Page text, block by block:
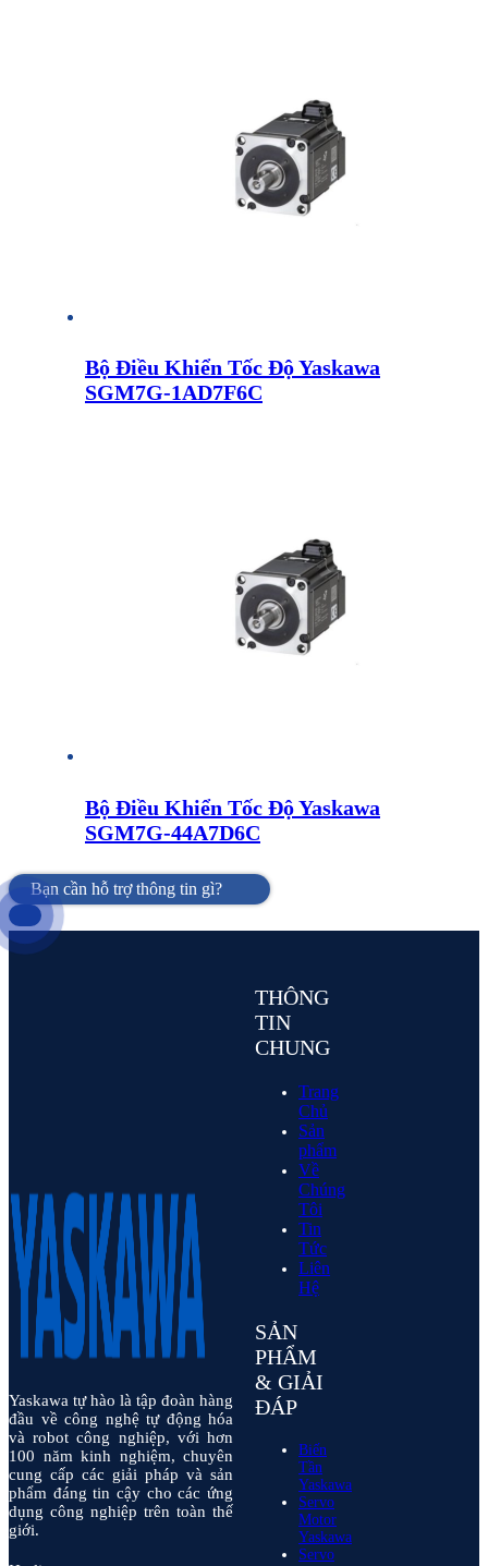
Bộ Điều Khiển Tốc Độ Yaskawa
SGM7G-1AD7F6C
Bộ Điều Khiển Tốc Độ Yaskawa
SGM7G-44A7D6C
Bạn cần hỗ trợ thông tin gì?
Yaskawa tự hào là tập đoàn hàng
đầu về công nghệ tự động hóa
và robot công nghiệp, với hơn
100 năm kinh nghiệm, chuyên
cung cấp các giải pháp và sản
phẩm đáng tin cậy cho các ứng
dụng công nghiệp trên toàn thế
giới.
THÔNG
TIN
CHUNG
Trang
Chủ
Sản
phẩm
Về
Chúng
Tôi
Tin
Tức
Liên
Hệ
SẢN
PHẨM
& GIẢI
ĐÁP
Biến
Tần
Yaskawa
Servo
Motor
Yaskawa
Servo